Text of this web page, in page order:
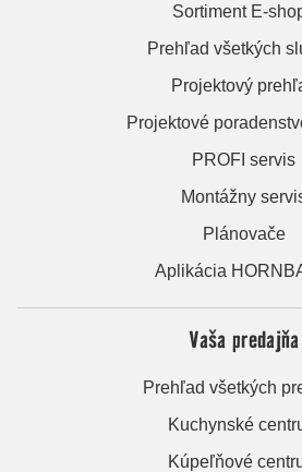
Sortiment E-
Prehľad všetkých
Projektový
Projektové
PROFI servis
Montážny
Plánovače
Aplikácia
Vaša predajňa
Prehľad všetkých
Kuchynské
Kúpeľňové